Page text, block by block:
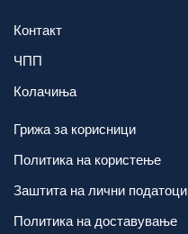
Контакт
ЧПП
Колачиња
Грижа за корисници
Политика на користење
Заштита на лични податоци
Политика на доставување